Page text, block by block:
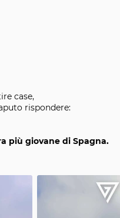
case,
rispondere:
più giovane di Spagna.